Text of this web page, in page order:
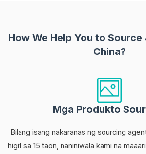
How We Help You to Source
China?
Mga Produkto
Bilang isang nakaranas ng sourcing
higit sa 15 taon, naniniwala kami na